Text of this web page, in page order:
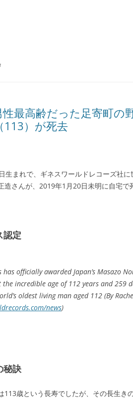
最高齢だった足寄町の
113）が死去
生まれで、ギネスワールドレコーズ社
さんが、2019年1月20日未明に自宅で
認定
has officially awarded Japan’s Masazo
the incredible age of 112 years and 259
oldest living man aged 112 (By
news)
秘訣
113歳という長寿でしたが、その長生き